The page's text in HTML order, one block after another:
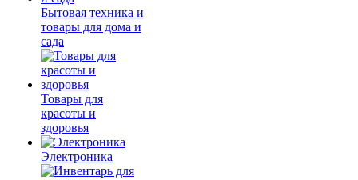
Бытовая техника и
товары для дома и
сада
Товары для
красоты и
здоровья
Электроника